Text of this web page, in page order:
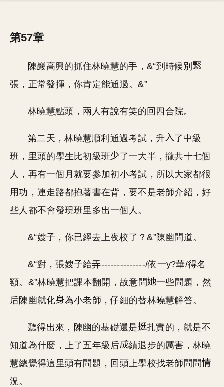
第57章
陳巖高興的抓住林曉慧的手，&“到時候別
張，正常發揮，你肯定能通過。&”
林曉慧點頭，兩人有說有笑的回四合院。
第二天，林曉慧順利通過考試，升
了中級
班，里頭的學生比初級班
了一大半，攏共十七個
人，再有一個月就要參加初小考試，所以大家都很
用功，連走路都抱著書在背，要不是老師介紹，好
些人都不會發現班里多出一個人。
&“嫂子，你已經去上夜校了？&”陳幽問道。
&“對，張嫂子給弄--------------/依一y?華/得名
額。&”林曉慧把課本翻開，故意問
一些問題，然
后陳幽就化
為小老師，仔細的替林曉慧解答。
聽得出來，陳幽的基礎還是
扎實的，就是不
知道為什麼，上了五年級后
績退步的厲害，林曉
慧總覺得這里頭有問題，回頭上學校找老師問問
況。